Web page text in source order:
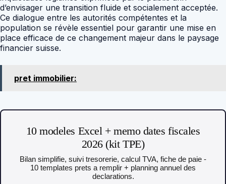
d’envisager une transition fluide et socialement acceptée.
Ce dialogue entre les autorités compétentes et la
population se révèle essentiel pour garantir une mise en
place efficace de ce changement majeur dans le paysage
financier suisse.
pret immobilier:
10 modeles Excel + memo dates fiscales
2026 (kit TPE)
Bilan simplifie, suivi tresorerie, calcul TVA, fiche de paie -
10 templates prets a remplir + planning annuel des
declarations.